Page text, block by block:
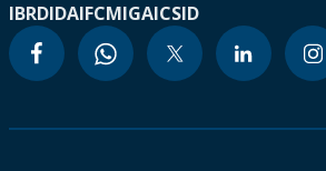
IBRDIDAIFCMIGAICSID